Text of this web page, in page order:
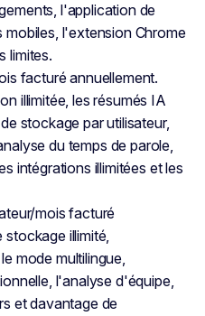
l'application de
mobiles, l'extension Chrome
limites.
facturé annuellement.
illimitée, les résumés IA
stockage par utilisateur,
du temps de parole,
intégrations illimitées et les
mois facturé
stockage illimité,
mode multilingue,
l'analyse d'équipe,
et davantage de